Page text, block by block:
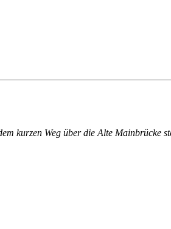
kurzen Weg über die Alte Mainbrücke